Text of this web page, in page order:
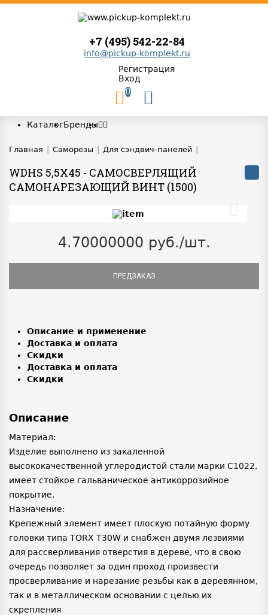
+7 (495) 542-22-84
info@pickup-komplekt.ru
Регистрация
Вход
0
КаталогБренды
Главная Саморезы Для сэндвич-панелей
WDHS 5,5Х45 - САМОСВЕРЛЯЩИЙ
САМОНАРЕЗАЮЩИЙ ВИНТ (1500)
4.70000000 руб./шт.
ПРЕДЗАКАЗ
Описание и применение
Доставка и оплата
Скидки
Доставка и оплата
Скидки
Описание
Материал:
Изделие выполнено из закаленной
высококачественной углеродистой стали марки С1022,
имеет стойкое гальваническое антикоррозийное
покрытие.
Назначение:
Крепежный элемент имеет плоскую потайную форму
головки типа TORX T30W и снабжен двумя лезвиями
для рассверливания отверстия в дереве, что в свою
очередь позволяет за один проход произвести
просверливание и нарезание резьбы как в деревянном,
так и в металлическом основании с целью их
скрепления